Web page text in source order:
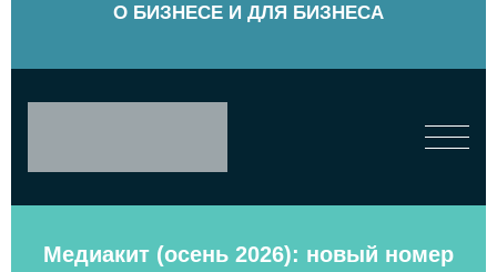
О БИЗНЕСЕ И ДЛЯ БИЗНЕСА
Медиакит (осень 2026): новый номер